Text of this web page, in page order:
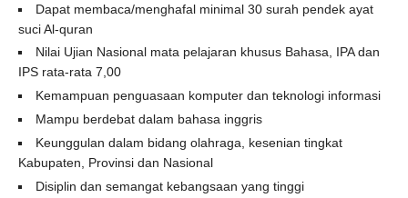
Dapat membaca/menghafal minimal 30 surah pendek ayat
suci Al-quran
Nilai Ujian Nasional mata pelajaran khusus Bahasa, IPA dan
IPS rata-rata 7,00
Kemampuan penguasaan komputer dan teknologi informasi
Mampu berdebat dalam bahasa inggris
Keunggulan dalam bidang olahraga, kesenian tingkat
Kabupaten, Provinsi dan Nasional
Disiplin dan semangat kebangsaan yang tinggi